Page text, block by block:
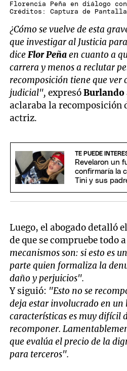
Florencia Peña en diálogo
Créditos: Captura de
¿Cómo se vuelve de esta
que investigar al Justicia
diceFlor Peñaen cuanto a
carrera y menos a reclutar
recomposición tiene que ver
judicial",expresóBurlando
aclaraba la recomposición
actriz.
TE PUEDE
Revelaron un
confirmaría la
Tini y sus
Luego, el abogado detalló
de que se compruebe todo
mecanismos son: si esto es
parte quien formaliza la
daño y perjuicios".
Y siguió: "Esto no se
deja estar involucrado en un
características es muy difícil
recomponer.
que evalúa el precio de la
para terceros".